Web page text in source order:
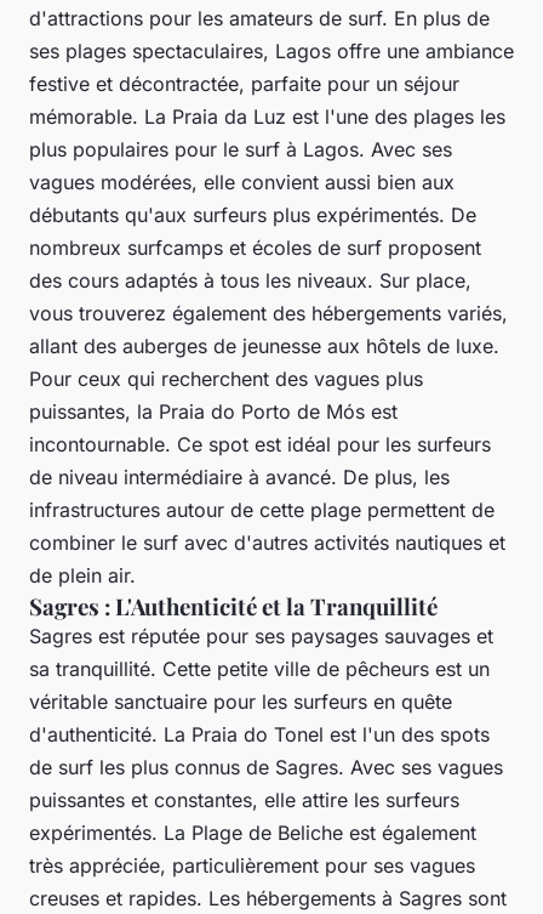
d'attractions pour les amateurs de surf. En plus de
ses plages spectaculaires, Lagos offre une ambiance
festive et décontractée, parfaite pour un séjour
mémorable. La Praia da Luz est l'une des plages les
plus populaires pour le surf à Lagos. Avec ses
vagues modérées, elle convient aussi bien aux
débutants qu'aux surfeurs plus expérimentés. De
nombreux surfcamps et écoles de surf proposent
des cours adaptés à tous les niveaux. Sur place,
vous trouverez également des hébergements variés,
allant des auberges de jeunesse aux hôtels de luxe.
Pour ceux qui recherchent des vagues plus
puissantes, la Praia do Porto de Mós est
incontournable. Ce spot est idéal pour les surfeurs
de niveau intermédiaire à avancé. De plus, les
infrastructures autour de cette plage permettent de
combiner le surf avec d'autres activités nautiques et
de plein air.
Sagres : L'Authenticité et la Tranquillité
Sagres est réputée pour ses paysages sauvages et
sa tranquillité. Cette petite ville de pêcheurs est un
véritable sanctuaire pour les surfeurs en quête
d'authenticité. La Praia do Tonel est l'un des spots
de surf les plus connus de Sagres. Avec ses vagues
puissantes et constantes, elle attire les surfeurs
expérimentés. La Plage de Beliche est également
très appréciée, particulièrement pour ses vagues
creuses et rapides. Les hébergements à Sagres sont